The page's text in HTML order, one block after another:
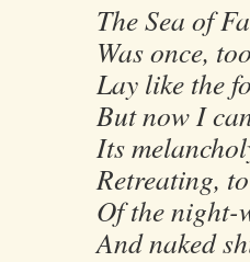
The Sea of
Was once,
Lay like the
But now I
Its
Retreating,
Of the night-
And naked